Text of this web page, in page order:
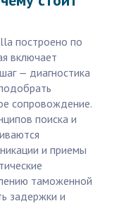
построено по
включает
— диагностика
сопровождение.
поиска и
и приемы
таможенной
задержки и